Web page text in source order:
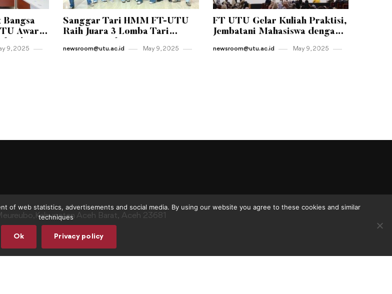
Bangsa
Awards
9 , 2025
Sanggar Tari HMM FT-UTU
Raih Juara 3 Lomba Tari
newsroom@utu.ac.id May 9 , 2025
FT UTU Gelar Kuliah Praktisi,
Jembatani Mahasiswa dengan
newsroom@utu.ac.id May 9 , 2025
Aceh Barat, Aceh 23681
of web statistics, advertisements and social media. By using our website you agree to these cookies and similar
techniques
Ok Privacy policy